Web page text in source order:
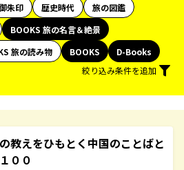
朱印 歴史時代
旅の図鑑
BOOKS 旅の名言＆絶景
旅の読み物 BOOKS
D-Books
絞り込み条件を追加
教えをひもとく中国のことばと
００